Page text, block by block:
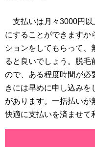
支払いは月々3000円以
にすることができますか
ションをしてもらって、
ると良いでしょう。脱毛
ので、ある程度時間が必
きには早めに申し込みを
があります。一括払いが
快適に支払いを済ませて